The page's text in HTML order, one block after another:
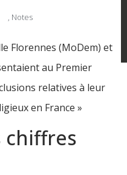
, Notes
Florennes (MoDem) et
au Premier
relatives à leur
en France »
chiffres